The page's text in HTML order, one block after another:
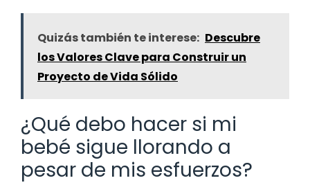
Quizás también te interese: Descubre
los Valores Clave para Construir un
Proyecto de Vida Sólido
¿Qué debo hacer si mi
bebé sigue llorando a
pesar de mis esfuerzos?